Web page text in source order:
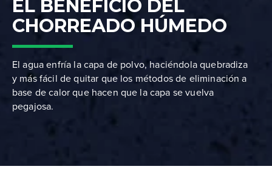
EL BENEFICIO DEL
CHORREADO HÚMEDO
El agua enfría la capa de polvo, haciéndola quebradiza
y más fácil de quitar que los métodos de eliminación a
base de calor que hacen que la capa se vuelva
pegajosa.